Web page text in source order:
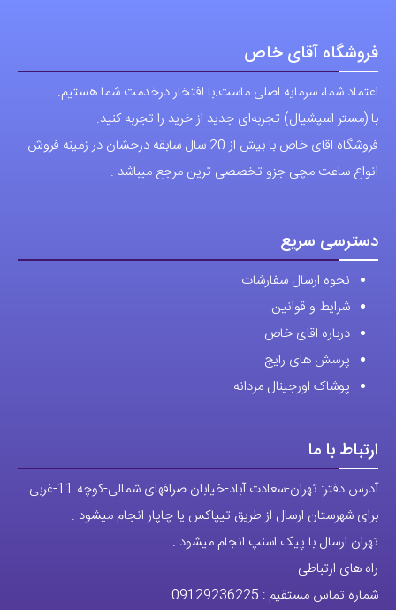
فروشگاه آقای خاص
اعتماد شما، سرمایه اصلی ماست.با افتخار درخدمت شما هستیم.
با (مستر اسپشیال) تجربه‌ای جدید از خرید را تجربه کنید.
فروشگاه اقای خاص با بیش از 20 سال سابقه درخشان در زمینه فروش
انواع ساعت مچی جزو تخصصی ترین مرجع میباشد .
دسترسی سریع
نحوه ارسال سفارشات
شرایط و قوانین
درباره اقای خاص
پرسش های رایج
پوشاک اورجینال مردانه
ارتباط با ما
آدرس دفتر: تهران-سعادت آباد-خیابان صرافهای شمالی-کوچه 11-غربی
برای شهرستان ارسال از طریق تیپاکس یا چاپار انجام میشود .
تهران ارسال با پیک اسنپ انجام میشود .
راه های ارتباطی
شماره تماس مستقیم : 09129236225